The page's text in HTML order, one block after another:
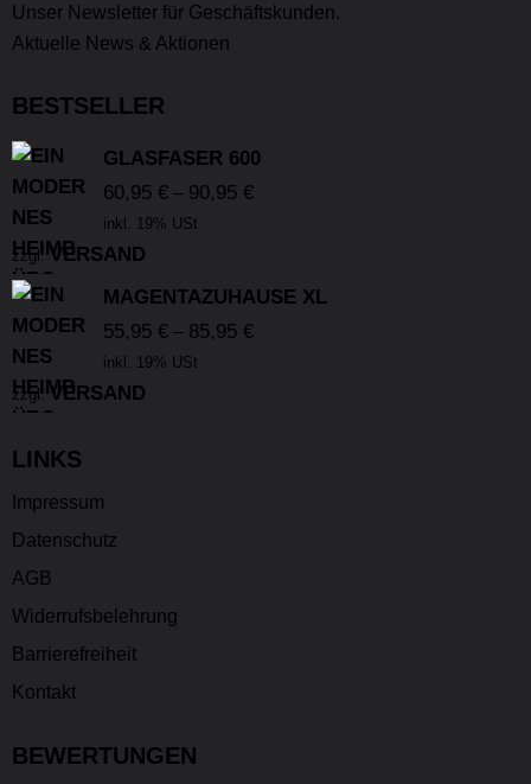
Unser Newsletter für Geschäftskunden.
Aktuelle News & Aktionen
BESTSELLER
GLASFASER 600
60,95 € – 90,95 €
inkl. 19% USt
zzgl.VERSAND
MAGENTAZUHAUSE XL
55,95 € – 85,95 €
inkl. 19% USt
zzgl.VERSAND
LINKS
Impressum
Datenschutz
AGB
Widerrufsbelehrung
Barrierefreiheit
Kontakt
BEWERTUNGEN